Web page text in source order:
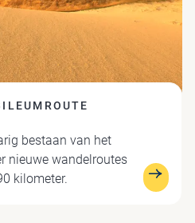
bestaan van het
nieuwe wandelroutes
kilometer.